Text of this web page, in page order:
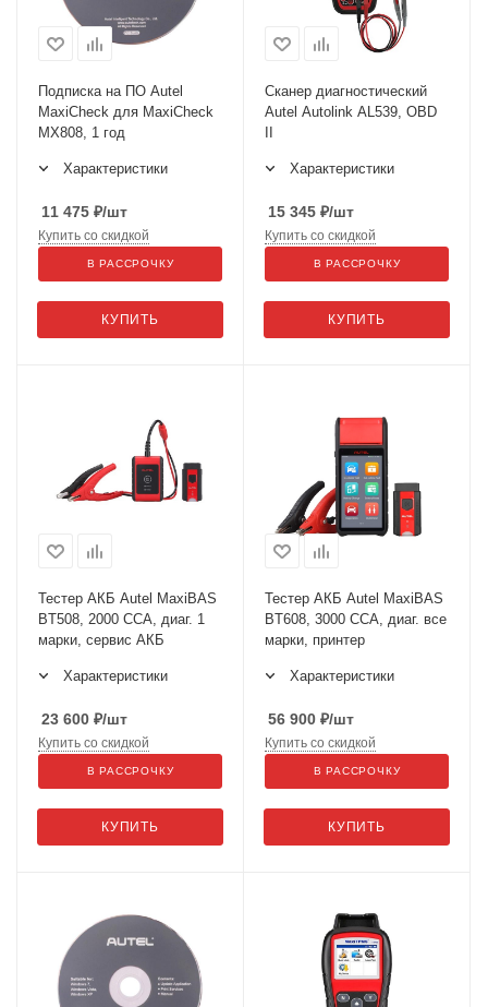
Подписка на ПО Autel
MaxiCheck для MaxiCheck
MX808, 1 год
Характеристики
11 475 ₽/шт
КУПИТЬ
Купить со скидкой
В РАССРОЧКУ
Сканер диагностический
Autel Autolink AL539, OBD
Характеристики
15 345 ₽/шт
КУПИТЬ
Купить со скидкой
В РАССРОЧКУ
Тестер АКБ Autel MaxiBAS
BT508, 2000 CCA, диаг. 1
марки, сервис АКБ
Характеристики
23 600 ₽/шт
КУПИТЬ
Купить со скидкой
В РАССРОЧКУ
Тестер АКБ Autel MaxiBAS
BT608, 3000 CCA, диаг. все
марки, принтер
Характеристики
56 900 ₽/шт
КУПИТЬ
Купить со скидкой
В РАССРОЧКУ